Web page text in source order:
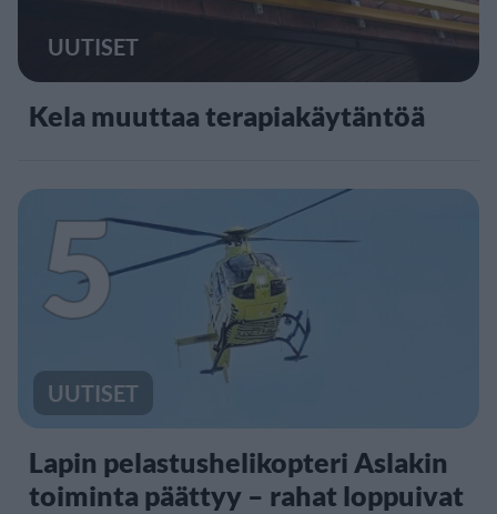
UUTISET
Kela muuttaa terapiakäytäntöä
5
UUTISET
Lapin pelastushelikopteri Aslakin
toiminta päättyy – rahat loppuivat